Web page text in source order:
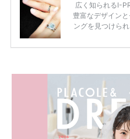
広く知られるI-
豊富なデザイン
ングを見つけら
入が可能♩ コス
皆さま、ぜひ📺
Ns4lf…